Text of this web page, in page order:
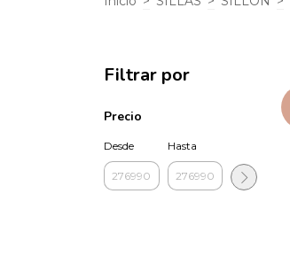
Filtrar por
Precio
Desde Hasta